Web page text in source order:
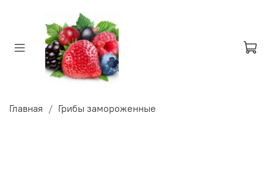
Главная Грибы замороженные